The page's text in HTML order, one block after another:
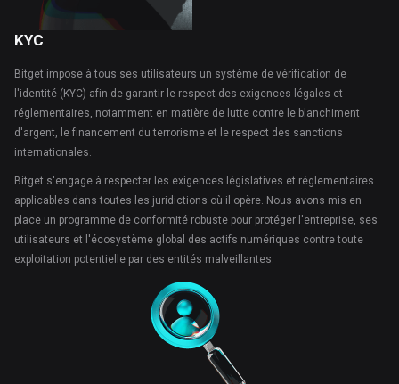
KYC
Bitget impose à tous ses utilisateurs un système de vérification de
l'identité (KYC) afin de garantir le respect des exigences légales et
réglementaires, notamment en matière de lutte contre le blanchiment
d'argent, le financement du terrorisme et le respect des sanctions
internationales.
Bitget s'engage à respecter les exigences législatives et réglementaires
applicables dans toutes les juridictions où il opère. Nous avons mis en
place un programme de conformité robuste pour protéger l'entreprise, ses
utilisateurs et l'écosystème global des actifs numériques contre toute
exploitation potentielle par des entités malveillantes.